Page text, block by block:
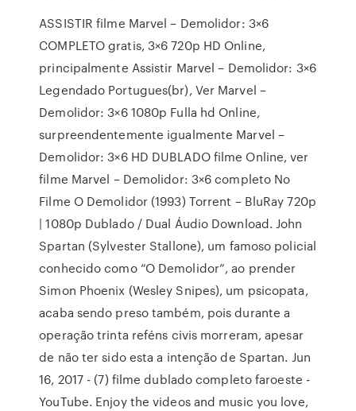
ASSISTIR filme Marvel – Demolidor: 3×6
COMPLETO gratis, 3×6 720p HD Online,
principalmente Assistir Marvel – Demolidor: 3×6
Legendado Portugues(br), Ver Marvel –
Demolidor: 3×6 1080p Fulla hd Online,
surpreendentemente igualmente Marvel –
Demolidor: 3×6 HD DUBLADO filme Online, ver
filme Marvel – Demolidor: 3×6 completo No
Filme O Demolidor (1993) Torrent – BluRay 720p
| 1080p Dublado / Dual Áudio Download. John
Spartan (Sylvester Stallone), um famoso policial
conhecido como “O Demolidor”, ao prender
Simon Phoenix (Wesley Snipes), um psicopata,
acaba sendo preso também, pois durante a
operação trinta reféns civis morreram, apesar
de não ter sido esta a intenção de Spartan. Jun
16, 2017 - (7) filme dublado completo faroeste -
YouTube. Enjoy the videos and music you love,